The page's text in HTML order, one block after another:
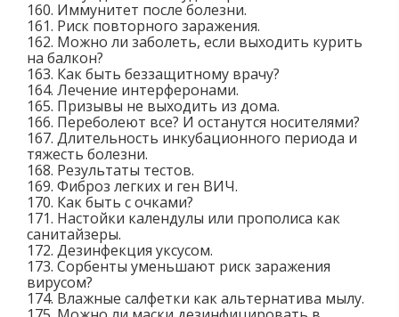
160. Иммунитет после болезни.
161. Риск повторного заражения.
162. Можно ли заболеть, если выходить курить
на балкон?
163. Как быть беззащитному врачу?
164. Лечение интерферонами.
165. Призывы не выходить из дома.
166. Переболеют все? И останутся носителями?
167. Длительность инкубационного периода и
тяжесть болезни.
168. Результаты тестов.
169. Фиброз легких и ген ВИЧ.
170. Как быть с очками?
171. Настойки календулы или прополиса как
санитайзеры.
172. Дезинфекция уксусом.
173. Сорбенты уменьшают риск заражения
вирусом?
174. Влажные салфетки как альтернатива мылу.